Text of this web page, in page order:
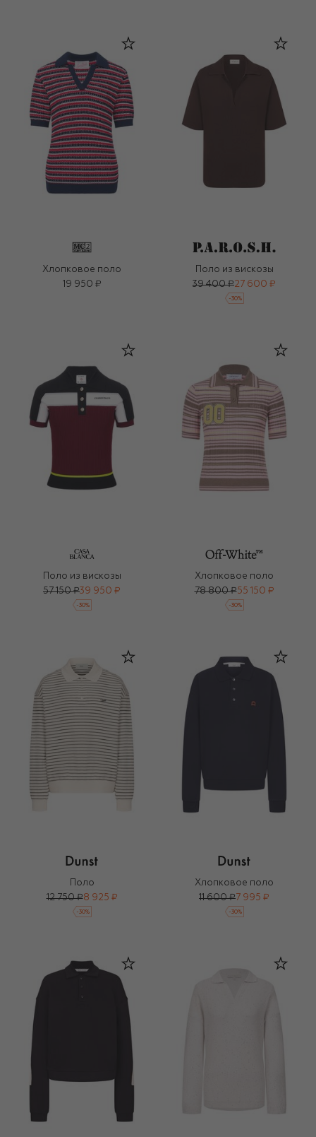
Хлопковое поло
19 950 ₽
Поло из вискозы
39 400 ₽27 600 ₽
-30%
Поло из вискозы
57 150 ₽39 950 ₽
-30%
Хлопковое поло
78 800 ₽55 150 ₽
-30%
Поло
12 750 ₽8 925 ₽
-30%
Хлопковое поло
11 600 ₽7 995 ₽
-30%